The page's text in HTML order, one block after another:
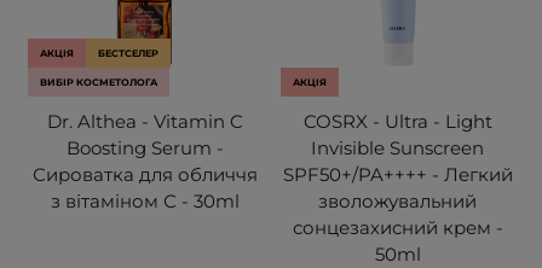
АКЦІЯ БЕСТСЕЛЕР
ВИБІР КОСМЕТОЛОГА
Dr. Althea - Vitamin C
Boosting Serum -
Сироватка для обличчя
з вітаміном С - 30ml
АКЦІЯ
COSRX - Ultra - Light
Invisible Sunscreen
SPF50+/PA++++ - Легкий
зволожувальний
сонцезахисний крем -
50ml